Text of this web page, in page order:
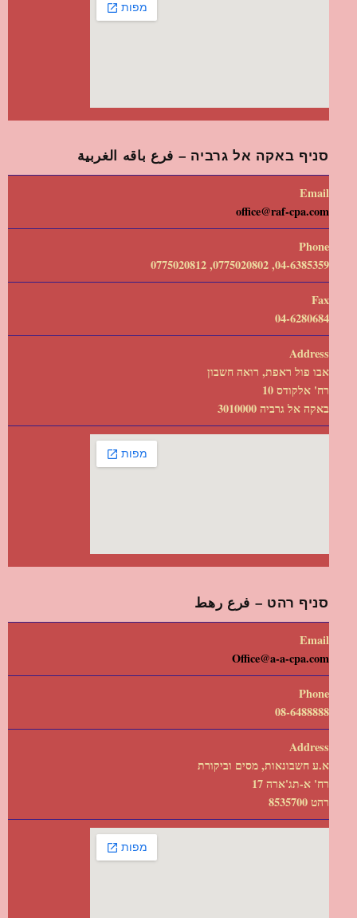
סניף באקה אל גרביה – فرع باقه الغربية
Email
office@raf-cpa.com
Phone
04-6385359, 0775020802, 0775020812
Fax
04-6280684
Address
אבו פול ראפת, רואה חשבון
רח' אלקודס 10
באקה אל גרביה 3010000
סניף רהט – فرع رهط
Email
Office@a-a-cpa.com
Phone
08-6488888
Address
א.ע חשבונאות, מסים וביקורת
רח' א-תג'ארה 17
רהט 8535700